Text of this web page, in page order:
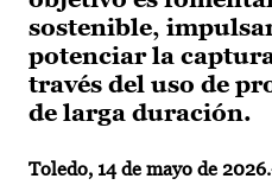
sostenible,
potenciar la
través del uso de
de larga duración.
Toledo, 14 de mayo de